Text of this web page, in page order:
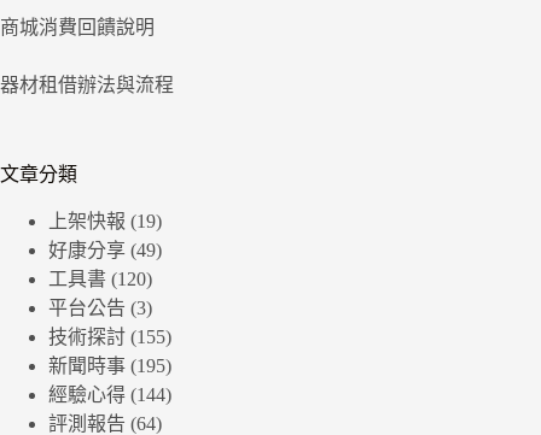
商城消費回饋說明
器材租借辦法與流程
文章分類
上架快報 (19)
好康分享 (49)
工具書 (120)
平台公告 (3)
技術探討 (155)
新聞時事 (195)
經驗心得 (144)
評測報告 (64)